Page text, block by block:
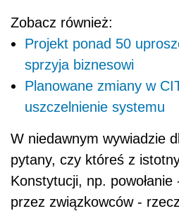
Zobacz również:
Projekt ponad 50
sprzyja biznesowi
Planowane zmiany w
uszczelnienie systemu
W niedawnym wywiadzie
pytany, czy któreś z
Konstytucji, np.
przez związkowców -